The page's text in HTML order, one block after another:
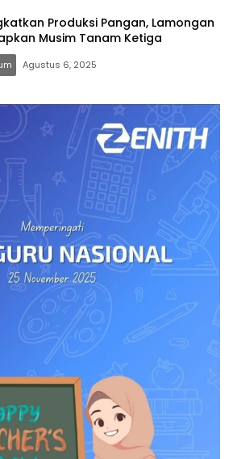
Produksi Pangan, Lamongan
Musim Tanam Ketiga
Agustus 6, 2025